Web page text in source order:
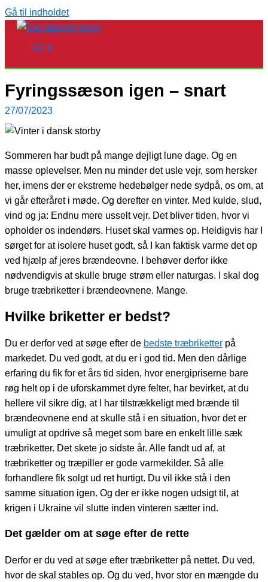
Gå til indholdet
Fyringssæson igen – snart
27/07/2023
Sommeren har budt på mange dejligt lune dage. Og en
masse oplevelser. Men nu minder det usle vejr, som hersker
her, imens der er ekstreme hedebølger nede sydpå, os om, at
vi går efteråret i møde. Og derefter en vinter. Med kulde, slud,
vind og ja: Endnu mere usselt vejr. Det bliver tiden, hvor vi
opholder os indendørs. Huset skal varmes op. Heldigvis har I
sørget for at isolere huset godt, så I kan faktisk varme det op
ved hjælp af jeres brændeovne. I behøver derfor ikke
nødvendigvis at skulle bruge strøm eller naturgas. I skal dog
bruge træbriketter i brændeovnene. Mange.
Hvilke briketter er bedst?
Du er derfor ved at søge efter de bedste træbriketter på
markedet. Du ved godt, at du er i god tid. Men den dårlige
erfaring du fik for et års tid siden, hvor energipriserne bare
røg helt op i de uforskammet dyre felter, har bevirket, at du
hellere vil sikre dig, at I har tilstrækkeligt med brænde til
brændeovnene end at skulle stå i en situation, hvor det er
umuligt at opdrive så meget som bare en enkelt lille sæk
træbriketter. Det skete jo sidste år. Alle fandt ud af, at
træbriketter og træpiller er gode varmekilder. Så alle
forhandlere fik solgt ud ret hurtigt. Du vil ikke stå i den
samme situation igen. Og der er ikke nogen udsigt til, at
krigen i Ukraine vil slutte inden vinteren sætter ind.
Det gælder om at søge efter de rette
Derfor er du ved at søge efter træbriketter på nettet. Du ved,
hvor de skal stables op. Og du ved, hvor stor en mængde du